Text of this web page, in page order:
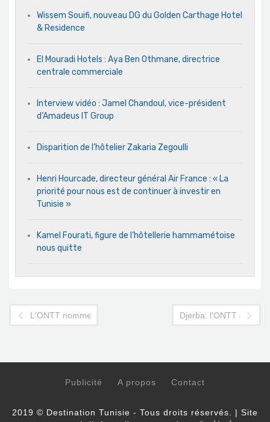
Wissem Souifi, nouveau DG du Golden Carthage Hotel
& Residence
El Mouradi Hotels : Aya Ben Othmane, directrice
centrale commerciale
Interview vidéo : Jamel Chandoul, vice-président
d’Amadeus IT Group
Disparition de l’hôtelier Zakaria Zegoulli
Henri Hourcade, directeur général Air France : « La
priorité pour nous est de continuer à investir en
Tunisie »
Kamel Fourati, figure de l’hôtellerie hammamétoise
nous quitte
L'ONTT nomme 3 représentants à l'étrangerDjerba: l'ONTT décide
Publicité A propos Contact
2019 © Destination Tunisie - Tous droits réservés. | Site